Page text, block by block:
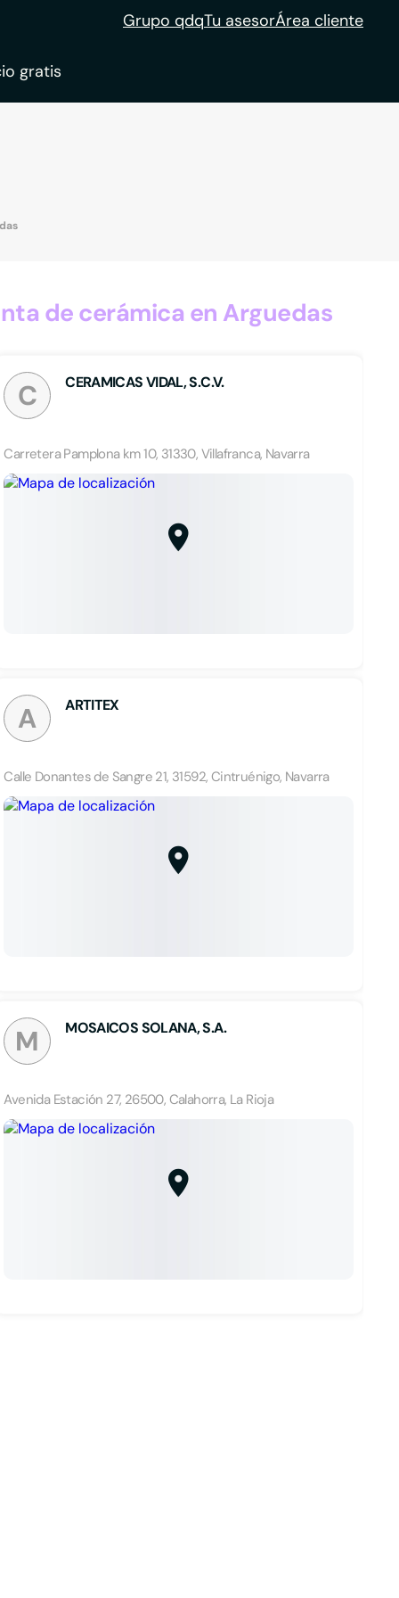
Grupo qdqTu asesorÁrea cliente
gratis
de cerámica en Arguedas
C CERAMICAS VIDAL, S.C.V.
Carretera Pamplona km 10, 31330, Villafranca, Navarra
A ARTITEX
Calle Donantes de Sangre 21, 31592, Cintruénigo, Navarra
M MOSAICOS SOLANA, S.A.
Avenida Estación 27, 26500, Calahorra, La Rioja